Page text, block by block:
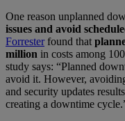
One reason unplanned
issues and avoid
Forresterfound that
million in costs among
study says: “Planned
avoid it. However,
and security updates
creating a downtime